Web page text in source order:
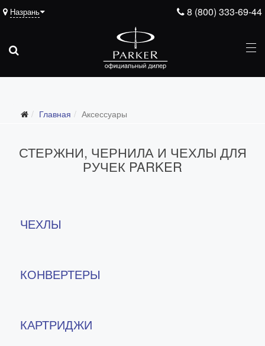
8 (800) 333-69-44
Назрань
Главная Аксессуары
СТЕРЖНИ, ЧЕРНИЛА И ЧЕХЛЫ ДЛЯ
РУЧЕК PARKER
ЧЕХЛЫ
КОНВЕРТЕРЫ
КАРТРИДЖИ